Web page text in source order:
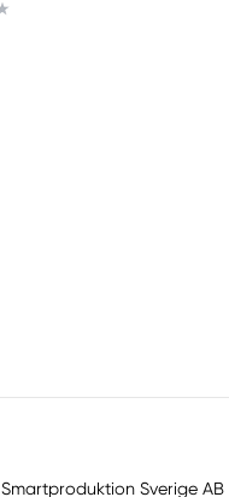
Smartproduktion Sverige AB